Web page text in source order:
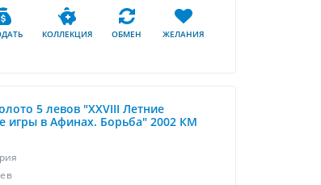
КОЛЛЕКЦИЯ ОБМЕН ЖЕЛАНИЯ
5 левов "XXVIII Летние
игры в Афинах. Борьба" 2002 КМ